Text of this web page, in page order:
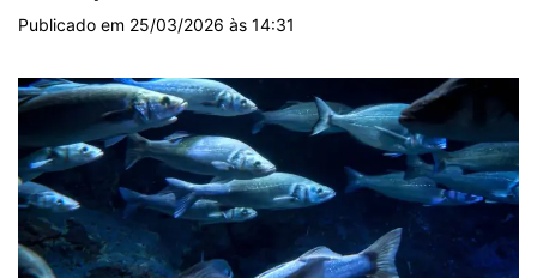
Publicado em 25/03/2026 às 14:31